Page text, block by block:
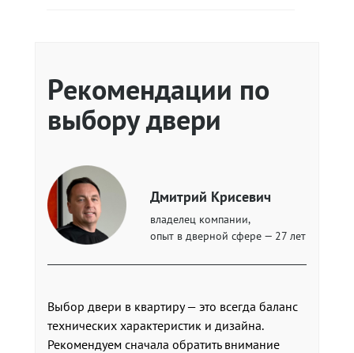
Рекомендации по
выбору двери
Дмитрий Крисевич
владелец компании,
опыт в дверной сфере — 27 лет
Выбор двери в квартиру — это всегда баланс
технических характеристик и дизайна.
Рекомендуем сначала обратить внимание